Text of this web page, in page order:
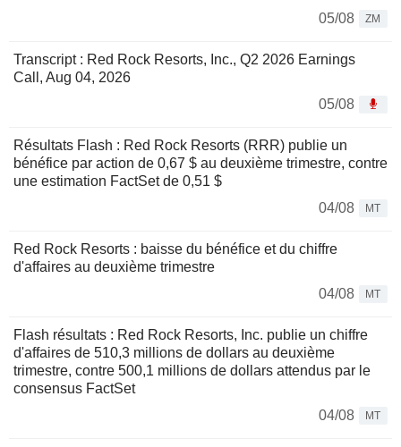
05/08
ZM
Transcript : Red Rock Resorts, Inc., Q2 2026 Earnings
Call, Aug 04, 2026
05/08
Résultats Flash : Red Rock Resorts (RRR) publie un
bénéfice par action de 0,67 $ au deuxième trimestre, contre
une estimation FactSet de 0,51 $
04/08
MT
Red Rock Resorts : baisse du bénéfice et du chiffre
d'affaires au deuxième trimestre
04/08
MT
Flash résultats : Red Rock Resorts, Inc. publie un chiffre
d'affaires de 510,3 millions de dollars au deuxième
trimestre, contre 500,1 millions de dollars attendus par le
consensus FactSet
04/08
MT